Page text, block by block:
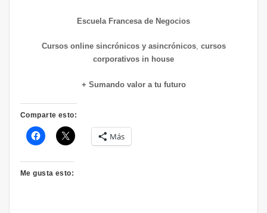
Escuela Francesa de Negocios
Cursos online sincrónicos y asincrónicos, cursos
corporativos in house
+ Sumando valor a tu futuro
Comparte esto:
Más
Me gusta esto: